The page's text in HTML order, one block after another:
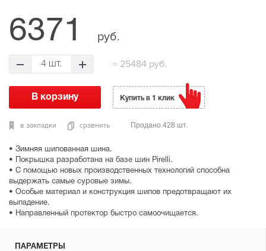
• Зимняя шипованная шина.
• Покрышка разработана на базе шин Pirelli.
• С помощью новых производственных технологий способна
выдержать самые суровые зимы.
• Особые материал и конструкция шипов предотвращают их
выпадение.
• Направленный протектор быстро самоочищается.
6371 руб.
4 шт. = 25484 руб.
в закладки сравнить
Купить в 1 клик
Продано 428 шт.
ПАРАМЕТРЫ